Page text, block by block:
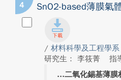
4 SnO2-based薄膜氣
/ 材料科學及工程學系
研究生： 李筱菁
指
二氧化錫基薄膜